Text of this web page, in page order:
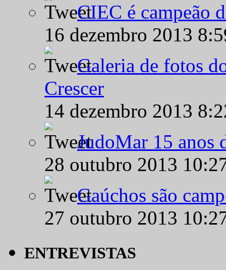
CIEC é campeão
16 dezembro 2013
Galeria de fotos
Crescer
14 dezembro 2013
JudoMar 15 anos
28 outubro 2013
Gaúchos são
27 outubro 2013
ENTREVISTAS